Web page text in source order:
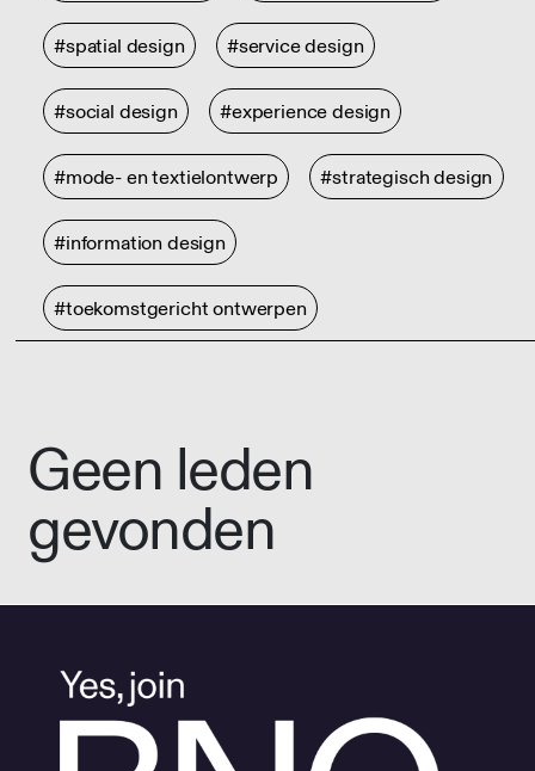
#spatial design #service design
#social design #experience design
#mode- en textielontwerp #strategisch design
#information design
#toekomstgericht ontwerpen
Geen leden
gevonden